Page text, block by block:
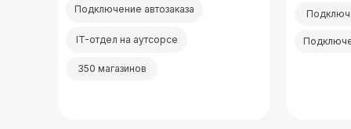
Подключение автозаказа
350 магазинов
IT-отдел на аутсорсе